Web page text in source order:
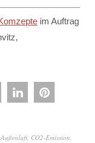
im Auftrag
Außenluft, CO2-Emission,